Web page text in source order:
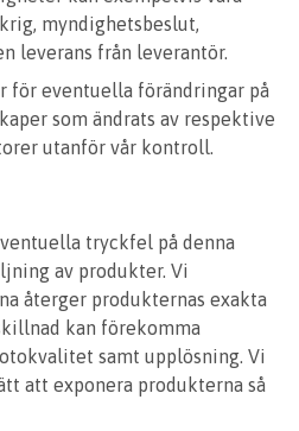
myndighetsbeslut,
leverans från leverantör.
för eventuella förändringar på
som ändrats av respektive
utanför vår kontroll.
tryckfel på denna
av produkter. Vi
återger produkternas exakta
kan förekomma
samt upplösning. Vi
att exponera produkterna så